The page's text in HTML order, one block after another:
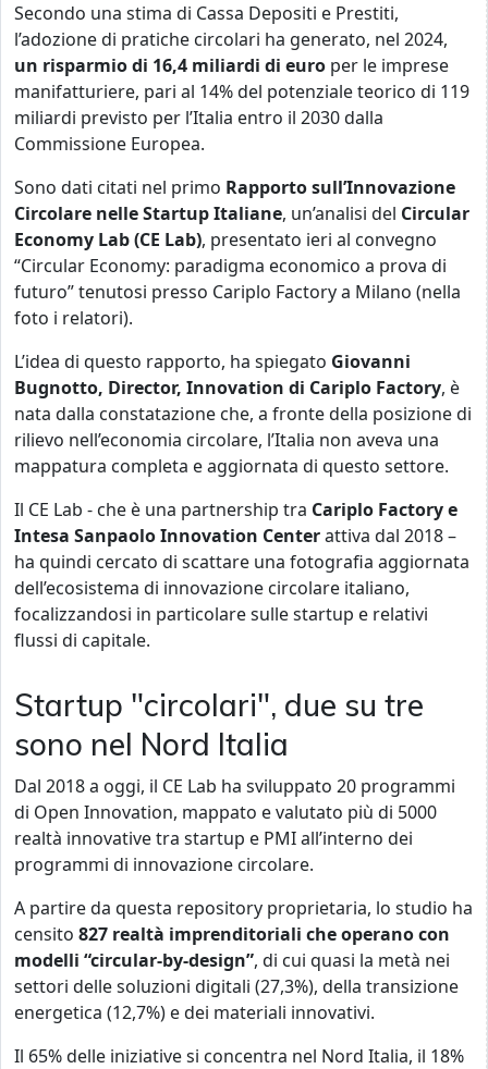
Secondo una stima di Cassa Depositi e Prestiti,
l’adozione di pratiche circolari ha generato, nel 2024,
un risparmio di 16,4 miliardi di euro per le imprese
manifatturiere, pari al 14% del potenziale teorico di 119
miliardi previsto per l’Italia entro il 2030 dalla
Commissione Europea.
Sono dati citati nel primo Rapporto sull’Innovazione
Circolare nelle Startup Italiane, un’analisi del Circular
Economy Lab (CE Lab), presentato ieri al convegno
“Circular Economy: paradigma economico a prova di
futuro” tenutosi presso Cariplo Factory a Milano (nella
foto i relatori).
L’idea di questo rapporto, ha spiegato Giovanni
Bugnotto, Director, Innovation di Cariplo Factory, è
nata dalla constatazione che, a fronte della posizione di
rilievo nell’economia circolare, l’Italia non aveva una
mappatura completa e aggiornata di questo settore.
Il CE Lab - che è una partnership tra Cariplo Factory e
Intesa Sanpaolo Innovation Centerattiva dal 2018 –
ha quindi cercato di scattare una fotografia aggiornata
dell’ecosistema di innovazione circolare italiano,
focalizzandosi in particolare sulle startup e relativi
flussi di capitale.
Startup "circolari", due su tre
sono nel Nord Italia
Dal 2018 a oggi, il CE Lab ha sviluppato 20 programmi
di Open Innovation, mappato e valutato più di 5000
realtà innovative tra startup e PMI all’interno dei
programmi di innovazione circolare.
A partire da questa repository proprietaria, lo studio ha
censito 827 realtà imprenditoriali che operano con
modelli “circular-by-design”, di cui quasi la metà nei
settori delle soluzioni digitali (27,3%), della transizione
energetica (12,7%) e dei materiali innovativi.
Il 65% delle iniziative si concentra nel Nord Italia, il 18%